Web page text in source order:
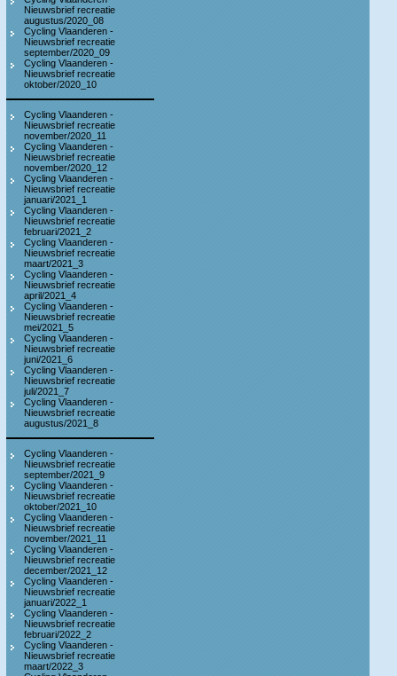
Nieuwsbrief recreatie
augustus/2020_08
Cycling Vlaanderen -
Nieuwsbrief recreatie
september/2020_09
Cycling Vlaanderen -
Nieuwsbrief recreatie
oktober/2020_10
Cycling Vlaanderen -
Nieuwsbrief recreatie
november/2020_11
Cycling Vlaanderen -
Nieuwsbrief recreatie
november/2020_12
Cycling Vlaanderen -
Nieuwsbrief recreatie
januari/2021_1
Cycling Vlaanderen -
Nieuwsbrief recreatie
februari/2021_2
Cycling Vlaanderen -
Nieuwsbrief recreatie
maart/2021_3
Cycling Vlaanderen -
Nieuwsbrief recreatie
april/2021_4
Cycling Vlaanderen -
Nieuwsbrief recreatie
mei/2021_5
Cycling Vlaanderen -
Nieuwsbrief recreatie
juni/2021_6
Cycling Vlaanderen -
Nieuwsbrief recreatie
juli/2021_7
Cycling Vlaanderen -
Nieuwsbrief recreatie
augustus/2021_8
Cycling Vlaanderen -
Nieuwsbrief recreatie
september/2021_9
Cycling Vlaanderen -
Nieuwsbrief recreatie
oktober/2021_10
Cycling Vlaanderen -
Nieuwsbrief recreatie
november/2021_11
Cycling Vlaanderen -
Nieuwsbrief recreatie
december/2021_12
Cycling Vlaanderen -
Nieuwsbrief recreatie
januari/2022_1
Cycling Vlaanderen -
Nieuwsbrief recreatie
februari/2022_2
Cycling Vlaanderen -
Nieuwsbrief recreatie
maart/2022_3